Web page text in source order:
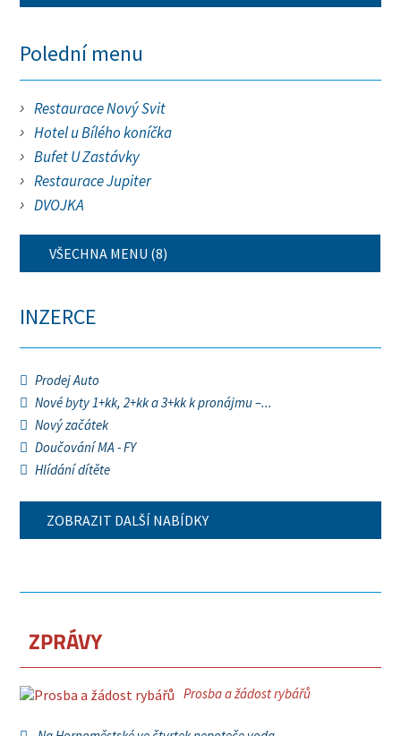
Polední menu
Restaurace Nový Svit
Hotel u Bílého koníčka
Bufet U Zastávky
Restaurace Jupiter
DVOJKA
VŠECHNA MENU (8)
INZERCE
Prodej Auto
Nové byty 1+kk, 2+kk a 3+kk k pronájmu –...
Nový začátek
Doučování MA - FY
Hlídání dítěte
ZOBRAZIT DALŠÍ NABÍDKY
ZPRÁVY
Prosba a žádost rybářů